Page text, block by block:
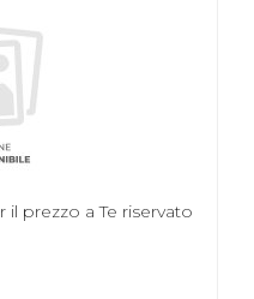
il prezzo a Te riservato